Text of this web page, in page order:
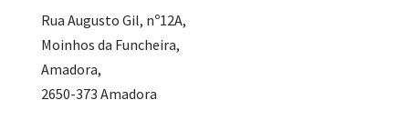
Rua Augusto Gil, nº12A,
Moinhos da Funcheira,
Amadora,
2650-373 Amadora